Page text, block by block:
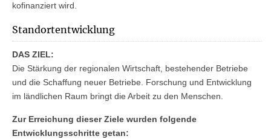
kofinanziert wird.
Standortentwicklung
DAS ZIEL:
Die Stärkung der regionalen Wirtschaft, bestehender Betriebe
und die Schaffung neuer Betriebe. Forschung und Entwicklung
im ländlichen Raum bringt die Arbeit zu den Menschen.
Zur Erreichung dieser Ziele wurden folgende
Entwicklungsschritte getan: